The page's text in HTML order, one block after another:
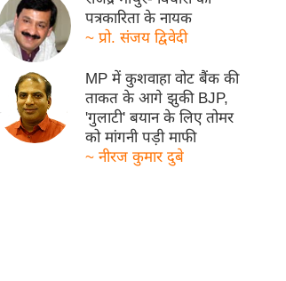
पत्रकारिता के नायक
~ प्रो. संजय द्विवेदी
MP में कुशवाहा वोट बैंक की
ताकत के आगे झुकी BJP,
'गुलाटी' बयान के लिए तोमर
को मांगनी पड़ी माफी
~ नीरज कुमार दुबे